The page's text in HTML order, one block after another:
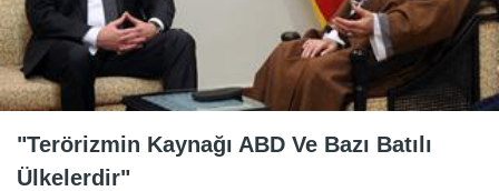
"Terörizmin Kaynağı ABD Ve Bazı Batılı
Ülkelerdir"